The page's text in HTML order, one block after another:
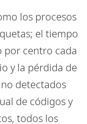
los procesos
el tiempo
por centro cada
y la pérdida de
detectados
de códigos y
todos los